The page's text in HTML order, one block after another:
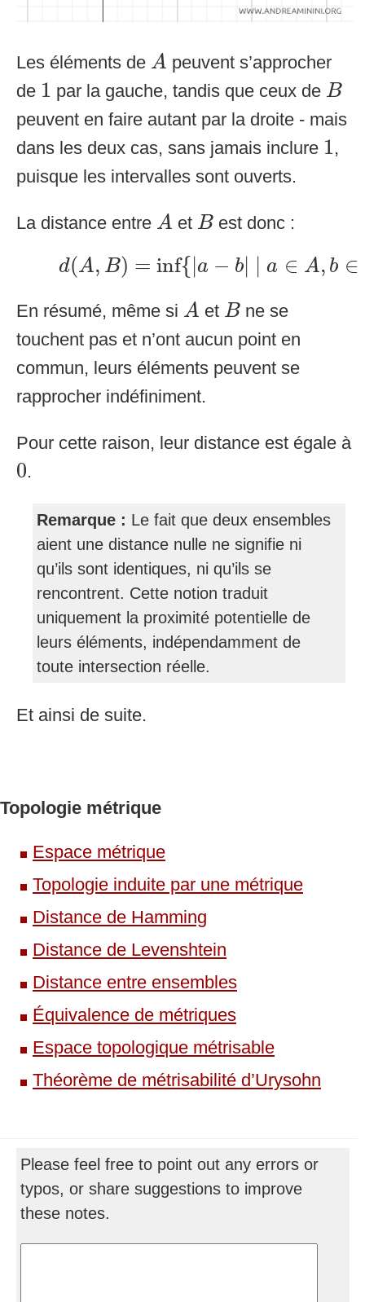
Les éléments de A
A peuvent s’approcher
de 1
1 par la gauche, tandis que ceux de B
B
peuvent en faire autant par la droite - mais
dans les deux cas, sans jamais inclure 1
1 ,
puisque les intervalles sont ouverts.
La distance entre A
A et B
B est donc :
d(A, B) = inf{|a − b| ∣ a ∈ A, b ∈
d B )=inf −b| ∣a ∈ A b∈
En résumé, même si A
A et B
B ne se
touchent pas et n’ont aucun point en
commun, leurs éléments peuvent se
rapprocher indéfiniment.
Pour cette raison, leur distance est égale à
0
0.
Remarque : Le fait que deux ensembles
aient une distance nulle ne signifie ni
qu’ils sont identiques, ni qu’ils se
rencontrent. Cette notion traduit
uniquement la proximité potentielle de
leurs éléments, indépendamment de
toute intersection réelle.
Et ainsi de suite.
Topologie métrique
Espace métrique
Topologie induite par une métrique
Distance de Hamming
Distance de Levenshtein
Distance entre ensembles
Équivalence de métriques
Espace topologique métrisable
Théorème de métrisabilité d’Urysohn
Please feel free to point out any errors or
typos, or share suggestions to improve
these notes.